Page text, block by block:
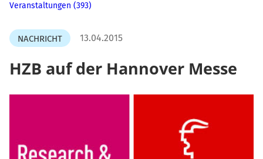
Veranstaltungen (393)
NACHRICHT 13.04.2015
HZB auf der Hannover Messe